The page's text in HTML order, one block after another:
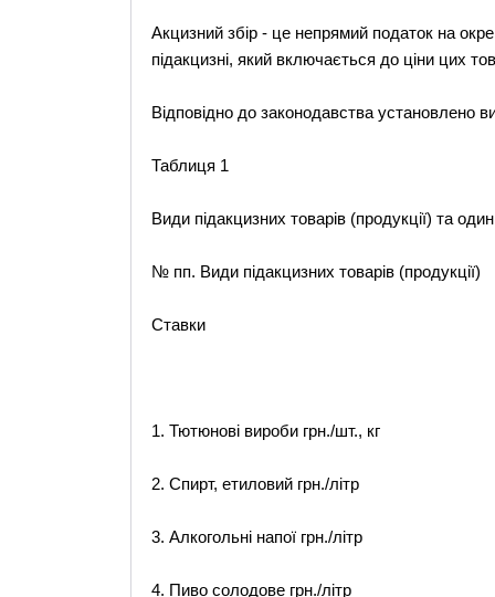
Акцизний збір - це непрямий податок на
підакцизні, який включається до ціни цих
Відповідно до законодавства установлено
Таблиця 1
Види підакцизних товарів (продукції) та
№ пп. Види підакцизних товарів (продукції)
Ставки
1. Тютюнові вироби грн./шт., кг
2. Спирт, етиловий грн./літр
3. Алкогольні напої грн./літр
4. Пиво солодове грн./літр